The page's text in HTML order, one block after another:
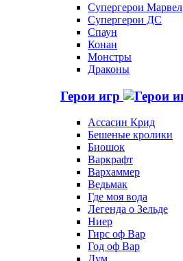
Супергерои Марвел
Супергерои ДС
Спаун
Конан
Монстры
Драконы
Герои игр
Ассасин Крид
Бешеные кролики
Биошок
Варкрафт
Вархаммер
Ведьмак
Где моя вода
Легенда о Зельде
Ниер
Гирс оф Вар
Год оф Вар